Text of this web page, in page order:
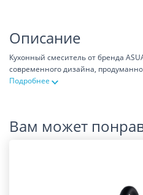
Описание
Кухонный смеситель от бренда
современного дизайна,
Подробнее
Вам может